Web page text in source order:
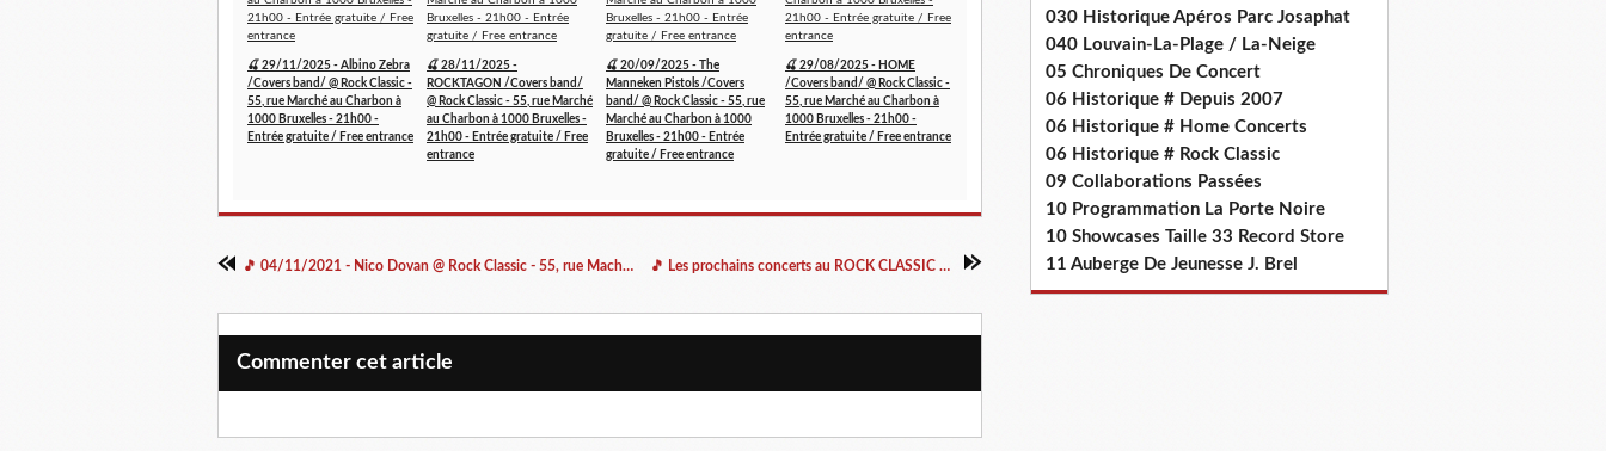
🍒 29/11/2025 - Albino Zebra
/Covers band/ @ Rock Classic -
55, rue Marché au Charbon à
1000 Bruxelles - 21h00 -
Entrée gratuite / Free entrance
🍒 28/11/2025 -
ROCKTAGON /Covers band/
@ Rock Classic - 55, rue Marché
au Charbon à 1000 Bruxelles -
21h00 - Entrée gratuite / Free
entrance
🍒 20/09/2025 - The
Manneken Pistols /Covers
band/ @ Rock Classic - 55, rue
Marché au Charbon à 1000
Bruxelles - 21h00 - Entrée
gratuite / Free entrance
🍒 29/08/2025 - HOME
/Covers band/ @ Rock Classic -
55, rue Marché au Charbon à
1000 Bruxelles - 21h00 -
Entrée gratuite / Free entrance
🎵 04/11/2021 - Nico Dovan @ Rock Classic - 55, rue Maché au Charbon à 1000 Bruxelles - 21h00 - Entrée gratuite / Free entrance 🎵 Les prochains concerts au ROCK CLASSIC / THE DOORS tribute band samedi 13/11/2021 à 21h00
Commenter cet article
030 Historique Apéros Parc Josaphat
040 Louvain-La-Plage / La-Neige
05 Chroniques De Concert
06 Historique # Depuis 2007
06 Historique # Home Concerts
06 Historique # Rock Classic
09 Collaborations Passées
10 Programmation La Porte Noire
10 Showcases Taille 33 Record Store
11 Auberge De Jeunesse J. Brel